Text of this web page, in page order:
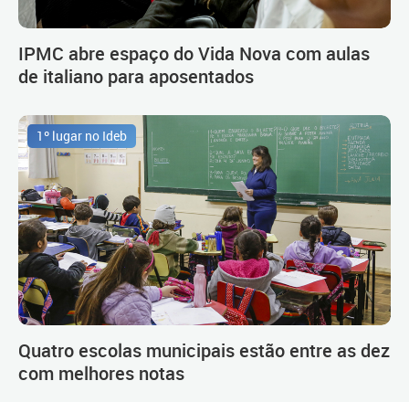
IPMC abre espaço do Vida Nova com aulas
de italiano para aposentados
1º lugar no Ideb
Quatro escolas municipais estão entre as dez
com melhores notas